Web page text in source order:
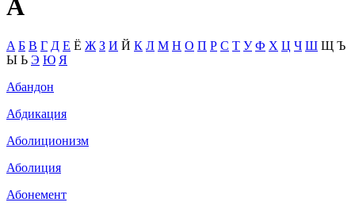
А
A Б В Г Д Е Ё Ж З И Й К Л М Н О П Р С Т У Ф Х Ц Ч Ш Щ Ъ
Ы Ь Э Ю Я
Абандон
Абдикация
Аболиционизм
Аболиция
Абонемент